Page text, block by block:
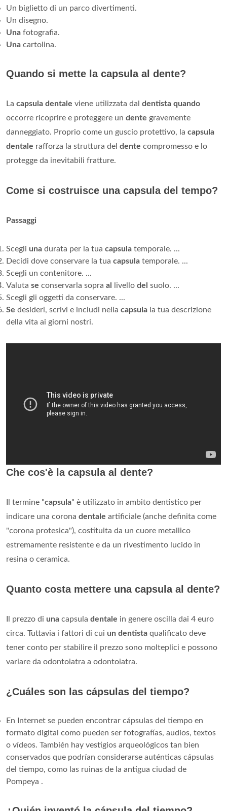
Un biglietto di un parco divertimenti.
Un disegno.
Una fotografia.
Una cartolina.
Quando si mette la capsula al dente?
La capsula dentale viene utilizzata dal dentista quando
occorre ricoprire e proteggere un dente gravemente
danneggiato. Proprio come un guscio protettivo, la capsula
dentale rafforza la struttura del dente compromesso e lo
protegge da inevitabili fratture.
Come si costruisce una capsula del tempo?
Passaggi
Scegli una durata per la tua capsula temporale. ...
Decidi dove conservare la tua capsula temporale. ...
Scegli un contenitore. ...
Valuta se conservarla sopra al livello del suolo. ...
Scegli gli oggetti da conservare. ...
Se desideri, scrivi e includi nella capsula la tua descrizione
della vita ai giorni nostri.
Che cos'è la capsula al dente?
Il termine "capsula" è utilizzato in ambito dentistico per
indicare una corona dentale artificiale (anche definita come
"corona protesica"), costituita da un cuore metallico
estremamente resistente e da un rivestimento lucido in
resina o ceramica.
Quanto costa mettere una capsula al dente?
Il prezzo di una capsula dentale in genere oscilla dai 4 euro
circa. Tuttavia i fattori di cui un dentista qualificato deve
tener conto per stabilire il prezzo sono molteplici e possono
variare da odontoiatra a odontoiatra.
¿Cuáles son las cápsulas del tiempo?
En Internet se pueden encontrar cápsulas del tiempo en
formato digital como pueden ser fotografías, audios, textos
o vídeos. También hay vestigios arqueológicos tan bien
conservados que podrían considerarse auténticas cápsulas
del tiempo, como las ruinas de la antigua ciudad de
Pompeya .